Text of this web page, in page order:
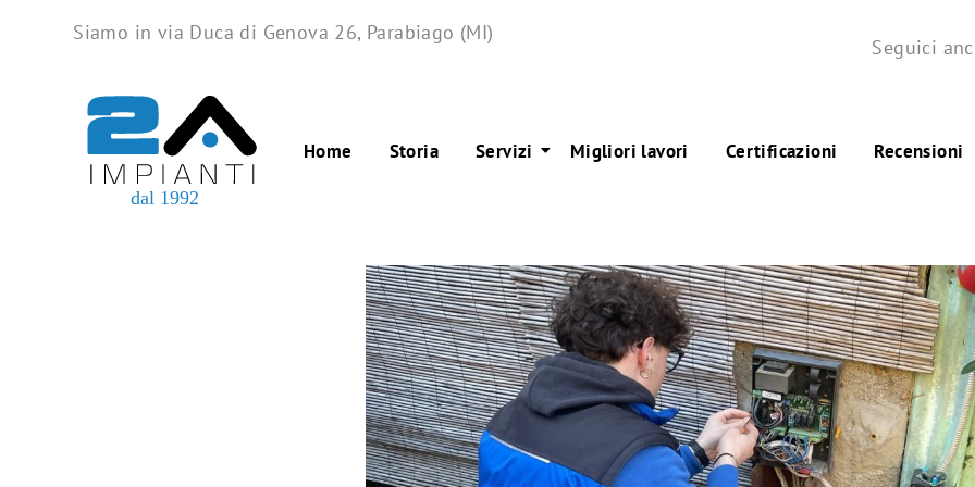
Siamo in via Duca di Genova 26, Parabiago (MI)
Seguici
Home Storia Servizi Migliori lavori Certificazioni Recensioni